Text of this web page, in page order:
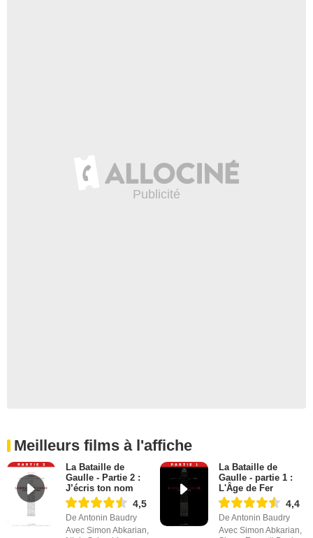
Meilleurs films à l'affiche
La Bataille de
Gaulle - Partie 2 :
J’écris ton nom
4,5
De Antonin Baudry
Avec Simon Abkarian,
La Bataille de
Gaulle - partie 1 :
L'Âge de Fer
4,4
De Antonin Baudry
Avec Simon Abkarian,